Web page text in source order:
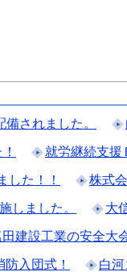
されました。
就労継続支
した！！ 株式
しました。 大
建設工業の安全大
入団式！ 白